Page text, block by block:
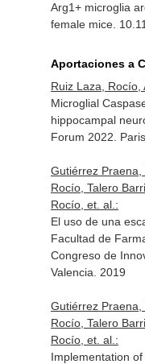
Arg1+ microglia
female mice.
Aportaciones a
Ruiz Laza, Rocío,
Microglial
hippocampal
Forum 2022.
Gutiérrez Praena,
Rocío, Talero
Rocío, et. al.:
El uso de una
Facultad de
Congreso de
Valencia. 2019
Gutiérrez Praena,
Rocío, Talero
Rocío, et. al.:
Implementation